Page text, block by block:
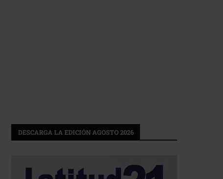
DESCARGA LA EDICIÓN AGOSTO 2026